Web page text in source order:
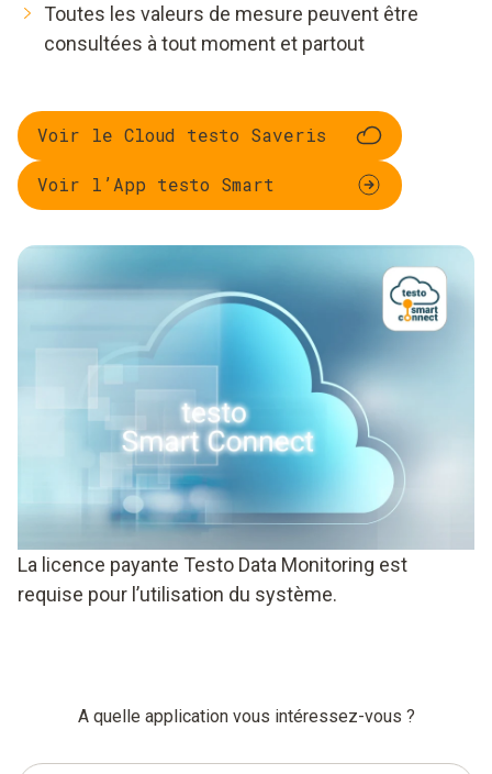
Toutes les valeurs de mesure peuvent être
consultées à tout moment et partout
Voir le Cloud testo Saveris
Voir l’App testo Smart
La licence payante Testo Data Monitoring est
requise pour l’utilisation du système.
A quelle application vous intéressez-vous ?